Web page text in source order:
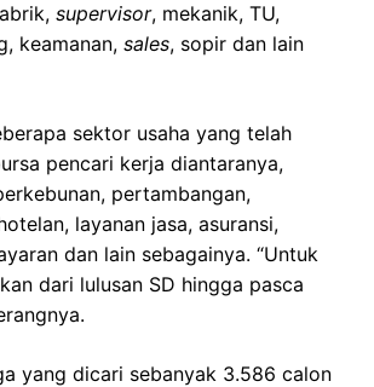
supervisor, mekanik, TU,
keamanan, sales, sopir dan lain
sektor usaha yang telah
pencari kerja diantaranya,
pertambangan,
layanan jasa, asuransi,
dan lain sebagainya. “Untuk
dari lulusan SD hingga pasca
yang dicari sebanyak 3.586 calon